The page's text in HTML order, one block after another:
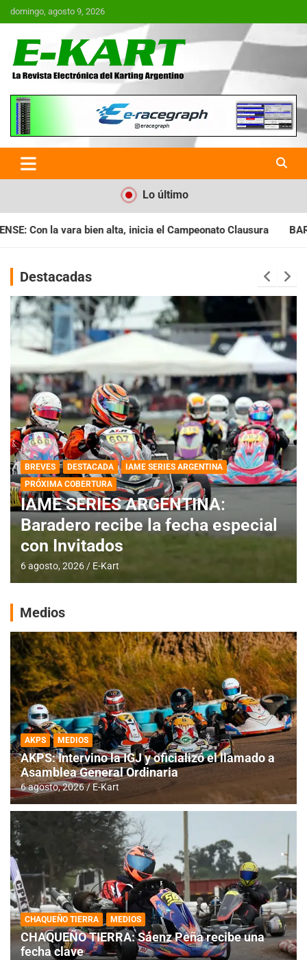
Saltar
al
domingo, agosto 9, 2026
E-Kart.com.ar | La Revista
Electrónica del Karting en
Argentina
Lo último
el Campeonato Clausura BARILOCHENSE: Preparan una
Destacadas
BREVES DESTACADA
IAME SERIES ARGENTINA
PRÓXIMA COBERTURA
IAME SERIES ARGENTINA:
Baradero recibe la fecha especial
con Invitados
6 agosto, 2026 E-Kart
Medios
AKPS MEDIOS
AKPS: Intervino la IGJ y oficializó el llamado a
Asamblea General Ordinaria
6 agosto, 2026 E-Kart
CHAQUEÑO TIERRA MEDIOS
CHAQUEÑO TIERRA: Sáenz Peña recibe una
fecha clave